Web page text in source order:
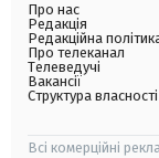
Про нас
Редакція
Редакційна
Про телеканал
Телеведучі
Вакансії
Структура власності
Всі комерційні